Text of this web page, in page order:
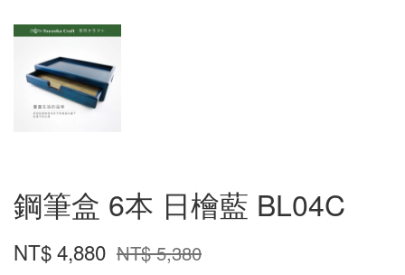
鋼筆盒 6本 日檜藍 BL04C
NT$ 4,880 NT$ 5,380